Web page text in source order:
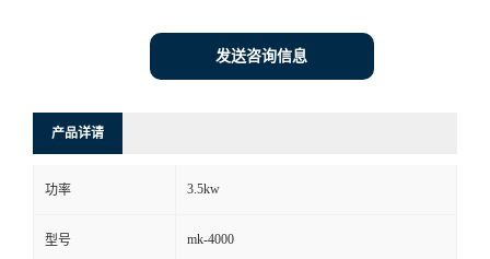
发送咨询信息
产品详请
功率 3.5kw
型号 mk-4000